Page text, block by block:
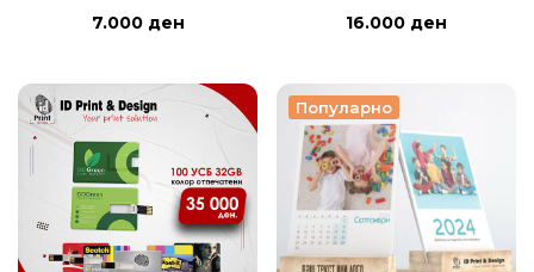
7.000 ден 16.000 ден
Популарно